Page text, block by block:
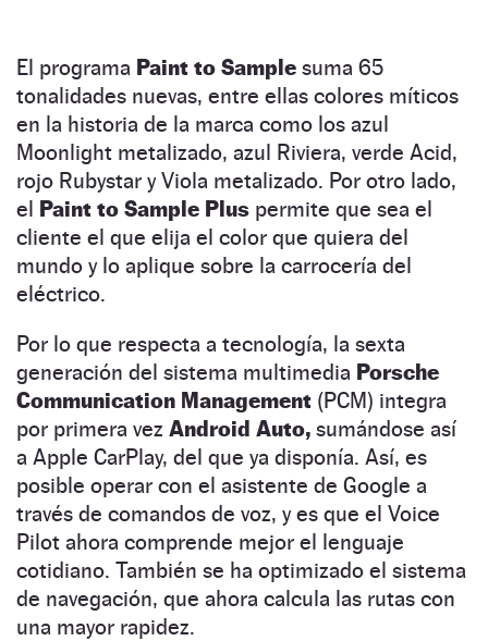
El programa Paint to Sample suma 65
tonalidades nuevas, entre ellas colores míticos
en la historia de la marca como los azul
Moonlight metalizado, azul Riviera, verde Acid,
rojo Rubystar y Viola metalizado. Por otro lado,
el Paint to Sample Plus permite que sea el
cliente el que elija el color que quiera del
mundo y lo aplique sobre la carrocería del
eléctrico.
Por lo que respecta a tecnología, la sexta
generación del sistema multimedia Porsche
Communication Management (PCM) integra
por primera vez Android Auto, sumándose así
a Apple CarPlay, del que ya disponía. Así, es
posible operar con el asistente de Google a
través de comandos de voz, y es que el Voice
Pilot ahora comprende mejor el lenguaje
cotidiano. También se ha optimizado el sistema
de navegación, que ahora calcula las rutas con
una mayor rapidez.